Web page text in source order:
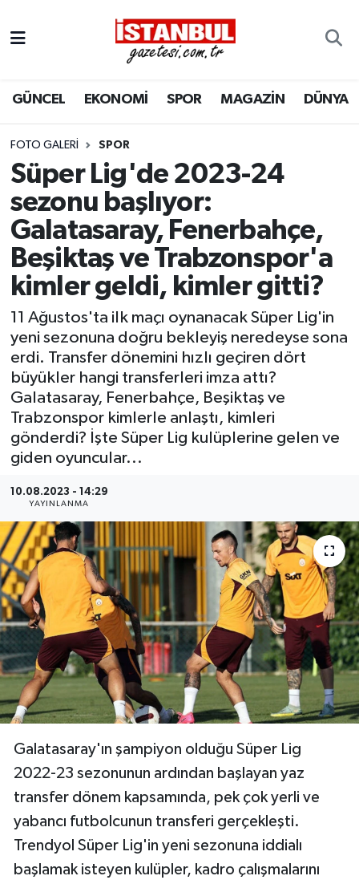
GÜNCEL EKONOMİ SPOR MAGAZİN DÜNYA
FOTO GALERI SPOR
Süper Lig'de 2023-24
sezonu başlıyor:
Galatasaray, Fenerbahçe,
Beşiktaş ve Trabzonspor'a
kimler geldi, kimler gitti?
11 Ağustos'ta ilk maçı oynanacak Süper Lig'in
yeni sezonuna doğru bekleyiş neredeyse sona
erdi. Transfer dönemini hızlı geçiren dört
büyükler hangi transferleri imza attı?
Galatasaray, Fenerbahçe, Beşiktaş ve
Trabzonspor kimlerle anlaştı, kimleri
gönderdi? İşte Süper Lig kulüplerine gelen ve
giden oyuncular...
10.08.2023 - 14:29
YAYINLANMA
Galatasaray'ın şampiyon olduğu Süper Lig
2022-23 sezonunun ardından başlayan yaz
transfer dönem kapsamında, pek çok yerli ve
yabancı futbolcunun transferi gerçekleşti.
Trendyol Süper Lig'in yeni sezonuna iddialı
başlamak isteyen kulüpler, kadro çalışmalarını
EKONOMİ
İSTANBUL
DÜNYA
SPOR
MAGAZİN
SAĞLIK
BİLİM VE TEKNOLOJİ
OTOMOBİL
KURUMSAL
Nöbetçi Eczaneler
Hava Durumu
Trafik Durumu
Süper Lig Puan Durumu ve Fikstür
Tüm Manşetler
Son Dakika Haberleri